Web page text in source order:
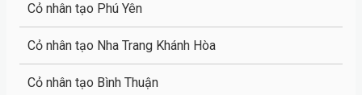
Cỏ nhân tạo Phú Yên
Cỏ nhân tạo Nha Trang Khánh Hòa
Cỏ nhân tạo Bình Thuận